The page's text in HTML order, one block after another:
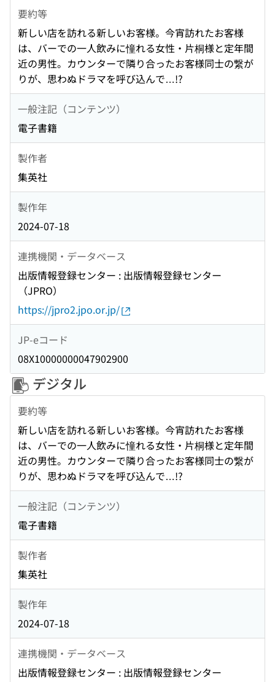
要約等
新しい店を訪れる新しいお客様。今宵訪れたお客様
は、バーでの一人飲みに憧れる女性・片桐様と定年間
近の男性。カウンターで隣り合ったお客様同士の繋が
りが、思わぬドラマを呼び込んで…!?
一般注記（コンテンツ）
電子書籍
製作者
集英社
製作年
2024-07-18
連携機関・データベース
出版情報登録センター : 出版情報登録センター
（JPRO）
https://jpro2.jpo.or.jp/
JP-eコード
08X10000000047902900
デジタル
要約等
新しい店を訪れる新しいお客様。今宵訪れたお客様
は、バーでの一人飲みに憧れる女性・片桐様と定年間
近の男性。カウンターで隣り合ったお客様同士の繋が
りが、思わぬドラマを呼び込んで…!?
一般注記（コンテンツ）
電子書籍
製作者
集英社
製作年
2024-07-18
連携機関・データベース
出版情報登録センター : 出版情報登録センター